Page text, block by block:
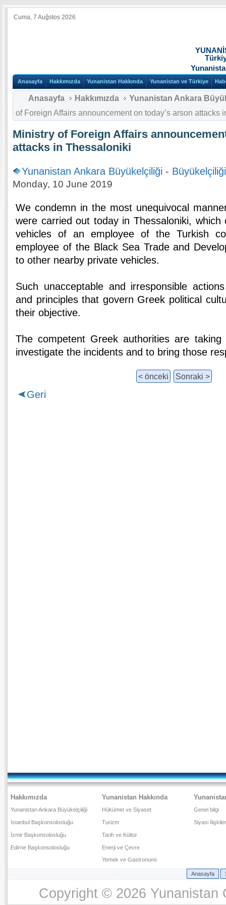
Cuma, 7 Auğstos 2026
Anasayfa Hakkımızda Yunanistan Hakkında Yunanistan ve Türkiye
Anasayfa Hakkımızda
Yunanistan Ankara
of Foreign Affairs announcement on today’s arson attacks
Ministry of Foreign Affairs
attacks in Thessaloniki
Yunanistan Ankara Büyükelçiliği -
Monday, 10 June 2019
We condemn in the most unequivocal
were carried out today in Thessaloniki,
vehicles of an employee of the Turkish
employee of the Black Sea Trade and
to other nearby private vehicles.
Such unacceptable and irresponsible
and principles that govern Greek political
their objective.
The competent Greek authorities are
investigate the incidents and to bring those
< önceki Sonraki >
Geri
Hakkımızda
Yunanistan Ankara Büyükelçiliği
İstanbul Başkonsolosluğu
İzmir Başkonsolosluğu
Edirne Başkonsolosluğu
Yunanistan Hakkında
Hükümet ve Siyaset
Turizm
Tarih ve Kültür
Enerji ve Çevre
Yemek ve Gastronomi
Genel bilgi
Siyasi İlişkiler
Anasayfa
Copyright © 2026 Yunanistan